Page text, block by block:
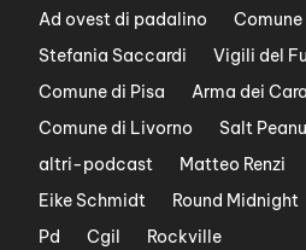
Ad ovest di padalino
Stefania Saccardi
Vigili del
Comune di Pisa
Arma dei
Comune di Livorno
Salt
altri-podcast
Matteo Renzi
Eike Schmidt
Round Midnight
Pd
Cgil Rockville